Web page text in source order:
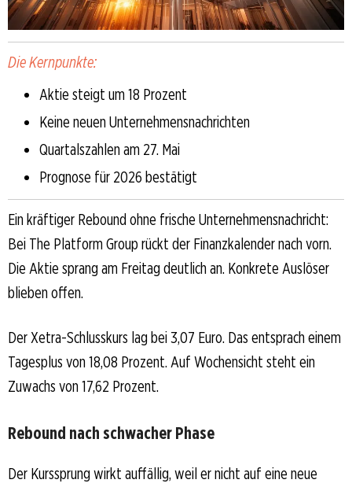
Die Kernpunkte:
Aktie steigt um 18 Prozent
Keine neuen Unternehmensnachrichten
Quartalszahlen am 27. Mai
Prognose für 2026 bestätigt
Ein kräftiger Rebound ohne frische Unternehmensnachricht:
Bei The Platform Group rückt der Finanzkalender nach vorn.
Die Aktie sprang am Freitag deutlich an. Konkrete Auslöser
blieben offen.
Der Xetra-Schlusskurs lag bei 3,07 Euro. Das entsprach einem
Tagesplus von 18,08 Prozent. Auf Wochensicht steht ein
Zuwachs von 17,62 Prozent.
Rebound nach schwacher Phase
Der Kurssprung wirkt auffällig, weil er nicht auf eine neue